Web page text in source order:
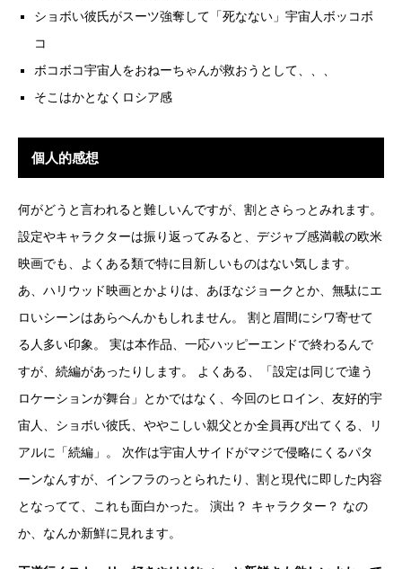
ショボい彼氏がスーツ強奪して「死なない」宇宙人ボッコボ
コ
ボコボコ宇宙人をおねーちゃんが救おうとして、、、
そこはかとなくロシア感
個人的感想
何がどうと言われると難しいんですが、割とさらっとみれます。
設定やキャラクターは振り返ってみると、デジャブ感満載の欧米
映画でも、よくある類で特に目新しいものはない気します。
あ、ハリウッド映画とかよりは、あほなジョークとか、無駄にエ
ロいシーンはあらへんかもしれません。 割と眉間にシワ寄せて
る人多い印象。 実は本作品、一応ハッピーエンドで終わるんで
すが、続編があったりします。 よくある、「設定は同じで違う
ロケーションが舞台」とかではなく、今回のヒロイン、友好的宇
宙人、ショボい彼氏、ややこしい親父とか全員再び出てくる、リ
アルに「続編」。 次作は宇宙人サイドがマジで侵略にくるパタ
ーンなんすが、インフラのっとられたり、割と現代に即した内容
となってて、これも面白かった。 演出？ キャラクター？ なの
か、なんか新鮮に見れます。